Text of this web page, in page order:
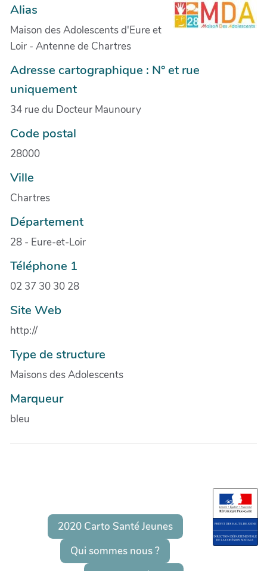
Alias
Maison des Adolescents d'Eure et
Loir - Antenne de Chartres
Adresse cartographique : N° et rue
uniquement
34 rue du Docteur Maunoury
Code postal
28000
Ville
Chartres
Département
28 - Eure-et-Loir
Téléphone 1
02 37 30 30 28
Site Web
http://
Type de structure
Maisons des Adolescents
Marqueur
bleu
2020 Carto Santé Jeunes
Qui sommes nous ?